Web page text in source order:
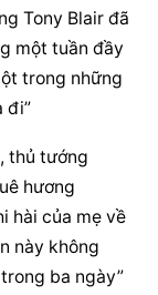
Tony Blair đã
một tuần đầy
trong những
đi”
thủ tướng
hương
hài của mẹ về
này không
ba ngày”